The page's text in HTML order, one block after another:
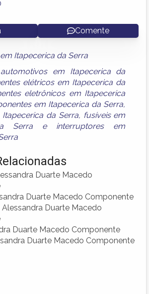
Comente
Itapecerica da Serra
em Itapecerica da
elétricos em Itapecerica da
eletrônicos em Itapecerica
em Itapecerica da Serra,
da Serra, fusíveis em
Serra e interruptores em
Duarte Macedo
Duarte Macedo Componente
Duarte Macedo
Duarte Macedo Componente
Duarte Macedo Componente